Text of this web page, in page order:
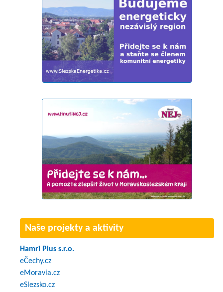
Naše projekty a aktivity
Hamri Plus s.r.o.
eČechy.cz
eMoravia.cz
eSlezsko.cz